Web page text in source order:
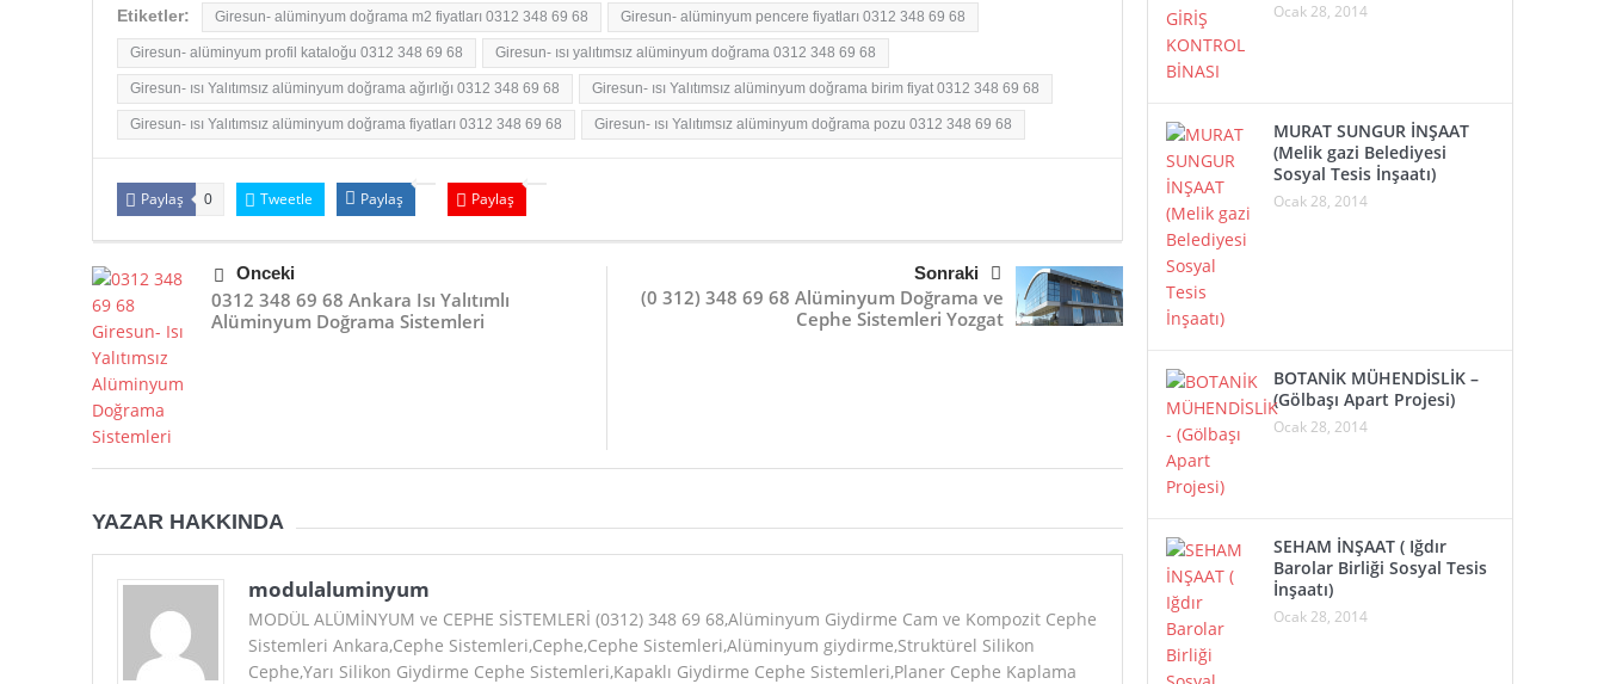
Etiketler: Giresun- alüminyum doğrama m2 fiyatları 0312 348 69 68 Giresun- alüminyum pencere fiyatları 0312 348 69 68
Giresun- alüminyum profil kataloğu 0312 348 69 68 Giresun- ısı yalıtımsız alüminyum doğrama 0312 348 69 68
Giresun- ısı Yalıtımsız alüminyum doğrama ağırlığı 0312 348 69 68 Giresun- ısı Yalıtımsız alüminyum doğrama birim fiyat 0312 348 69 68
Giresun- ısı Yalıtımsız alüminyum doğrama fiyatları 0312 348 69 68 Giresun- ısı Yalıtımsız alüminyum doğrama pozu 0312 348 69 68
Paylaş 0 Tweetle Paylaş Paylaş
Önceki
0312 348 69 68 Ankara Isı Yalıtımlı
Alüminyum Doğrama Sistemleri
Sonraki
(0 312) 348 69 68 Alüminyum Doğrama ve
Cephe Sistemleri Yozgat
YAZAR HAKKINDA
modulaluminyum
MODÜL ALÜMİNYUM ve CEPHE SİSTEMLERİ (0312) 348 69 68,Alüminyum Giydirme Cam ve Kompozit Cephe
Sistemleri Ankara,Cephe Sistemleri,Cephe,Cephe Sistemleri,Alüminyum giydirme,Struktürel Silikon
Cephe,Yarı Silikon Giydirme Cephe Sistemleri,Kapaklı Giydirme Cephe Sistemleri,Planer Cephe Kaplama
Ocak 28, 2014
MURAT SUNGUR İNŞAAT
(Melik gazi Belediyesi
Sosyal Tesis İnşaatı)
Ocak 28, 2014
BOTANİK MÜHENDİSLİK –
(Gölbaşı Apart Projesi)
Ocak 28, 2014
SEHAM İNŞAAT ( Iğdır
Barolar Birliği Sosyal Tesis
İnşaatı)
Ocak 28, 2014